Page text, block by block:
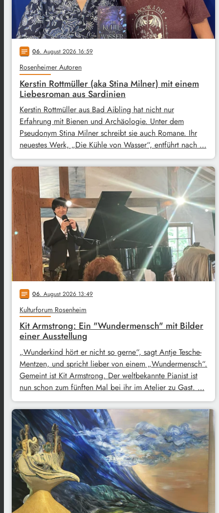
notes 06. August 2026 16:59
Rosenheimer Autoren
Kerstin Rottmüller (aka Stina Milner) mit einem
Liebesroman aus Sardinien
Kerstin Rottmüller aus Bad Aibling hat nicht nur
Erfahrung mit Bienen und Archäologie. Unter dem
Pseudonym Stina Milner schreibt sie auch Romane. Ihr
neuestes Werk, „Die Kühle von Wasser“, entführt nach …
notes 06. August 2026 13:49
Kulturforum Rosenheim
Kit Armstrong: Ein "Wundermensch" mit Bilder
einer Ausstellung
„Wunderkind hört er nicht so gerne“, sagt Antje Tesche-
Mentzen, und spricht lieber von einem „Wundermensch“.
Gemeint ist Kit Armstrong. Der weltbekannte Pianist ist
nun schon zum fünften Mal bei ihr im Atelier zu Gast. …